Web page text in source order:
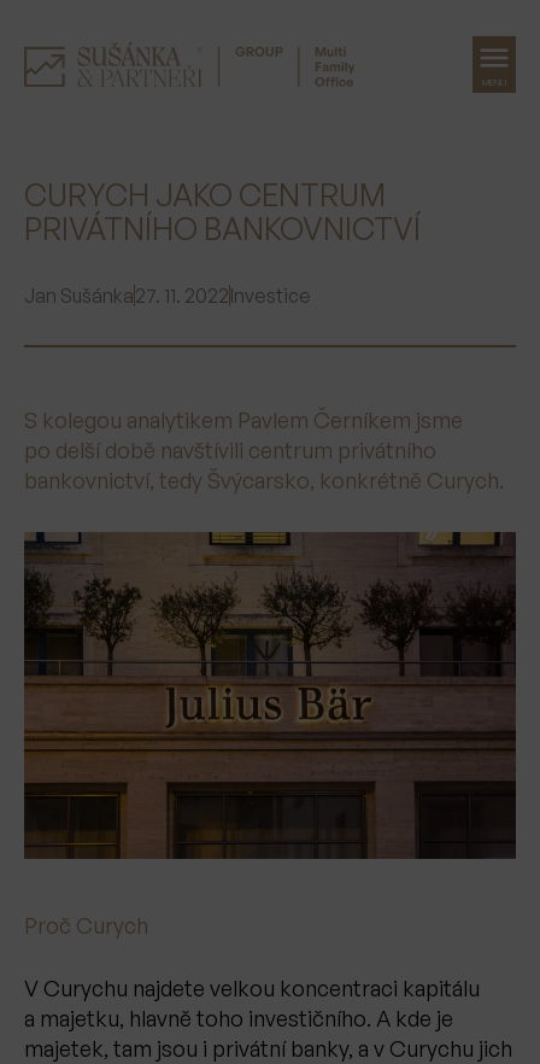
obsah
MENU
CURYCH JAKO CENTRUM
PRIVÁTNÍHO BANKOVNICTVÍ
Jan Sušánka27. 11. 2022Investice
S kolegou analytikem Pavlem Černíkem jsme
po delší době navštívili centrum privátního
bankovnictví, tedy Švýcarsko, konkrétně Curych.
Proč Curych
V Curychu najdete velkou koncentraci kapitálu
a majetku, hlavně toho investičního. A kde je
majetek, tam jsou i privátní banky, a v Curychu jich